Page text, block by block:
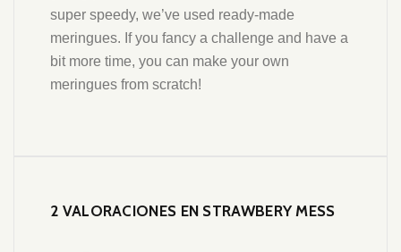
super speedy, we’ve used ready-made
meringues. If you fancy a challenge and have a
bit more time, you can make your own
meringues from scratch!
2 VALORACIONES EN STRAWBERY MESS